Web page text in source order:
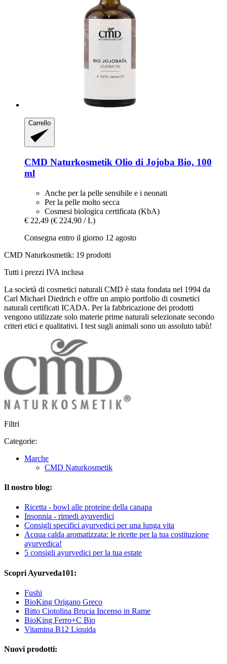
Carrello
CMD Naturkosmetik Olio di Jojoba Bio, 100
ml
Anche per la pelle sensibile e i neonati
Per la pelle molto secca
Cosmesi biologica certificata (KbA)
€ 22,49 (€ 224,90 / L)
Consegna entro il giorno 12 agosto
CMD Naturkosmetik: 19 prodotti
Tutti i prezzi IVA inclusa
La società di cosmetici naturali CMD è stata fondata nel 1994 da
Carl Michael Diedrich e offre un ampio portfolio di cosmetici
naturali certificati ICADA. Per la fabbricazione dei prodotti
vengono utilizzate solo materie prime naturali selezionate secondo
criteri etici e qualitativi. I test sugli animali sono un assoluto tabù!
Filtri
Categorie:
Marche
CMD Naturkosmetik
Il nostro blog:
Ricetta - bowl alle proteine della canapa
Insonnia - rimedi ayuverdici
Consigli specifici ayurvedici per una lunga vita
Acqua calda aromatizzata: le ricette per la tua costituzione
ayurvedica!
5 consigli ayurvedici per la tua estate
Scopri Ayurveda101:
Fushi
BioKing Origano Greco
Bitto Ciotolina Brucia Incenso in Rame
BioKing Ferro+C Bio
Vitamina B12 Liquida
Nuovi prodotti: